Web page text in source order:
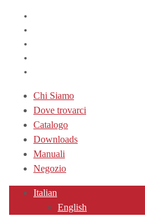
Chi Siamo
Dove trovarci
Catalogo
Downloads
Manuali
Negozio
Italian
English